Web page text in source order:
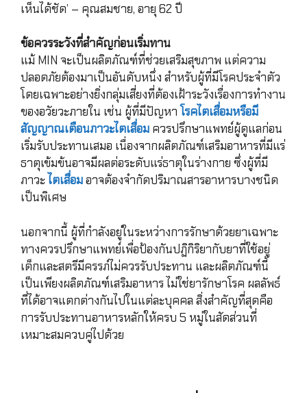
เห็นได้ชัด’ – คุณสมชาย, อายุ 62 ปี
ข้อควรระวังที่สำคัญก่อนเริ่มทาน
แม้ MIN จะเป็นผลิตภัณฑ์ที่ช่วยเสริมสุขภาพ แต่ความ
ปลอดภัยต้องมาเป็นอันดับหนึ่ง สำหรับผู้ที่มีโรคประจำตัว
โดยเฉพาะอย่างยิ่งกลุ่มเสี่ยงที่ต้องเฝ้าระวังเรื่องการทำงาน
ของอวัยวะภายใน เช่น ผู้ที่มีปัญหา โรคไตเสื่อมหรือมี
สัญญาณเตือนภาวะไตเสื่อม ควรปรึกษาแพทย์ผู้ดูแลก่อน
เริ่มรับประทานเสมอ เนื่องจากผลิตภัณฑ์เสริมอาหารที่มีแร่
ธาตุเข้มข้นอาจมีผลต่อระดับแร่ธาตุในร่างกาย ซึ่งผู้ที่มี
ภาวะ ไตเสื่อมอาจต้องจำกัดปริมาณสารอาหารบางชนิด
เป็นพิเศษ
นอกจากนี้ ผู้ที่กำลังอยู่ในระหว่างการรักษาด้วยยาเฉพาะ
ทางควรปรึกษาแพทย์เพื่อป้องกันปฏิกิริยากับยาที่ใช้อยู่
เด็กและสตรีมีครรภ์ไม่ควรรับประทาน และผลิตภัณฑ์นี้
เป็นเพียงผลิตภัณฑ์เสริมอาหาร ไม่ใช่ยารักษาโรค ผลลัพธ์
ที่ได้อาจแตกต่างกันไปในแต่ละบุคคล สิ่งสำคัญที่สุดคือ
การรับประทานอาหารหลักให้ครบ 5 หมู่ในสัดส่วนที่
เหมาะสมควบคู่ไปด้วย